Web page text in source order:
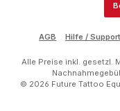
AGB Hilfe / Support
Alle Preise inkl. gesetzl.
© 2026 Future Tattoo